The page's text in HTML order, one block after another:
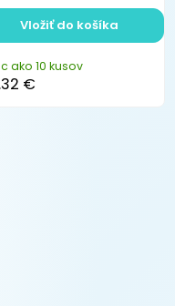
ako 10 kusov
€
Vložiť do košíka